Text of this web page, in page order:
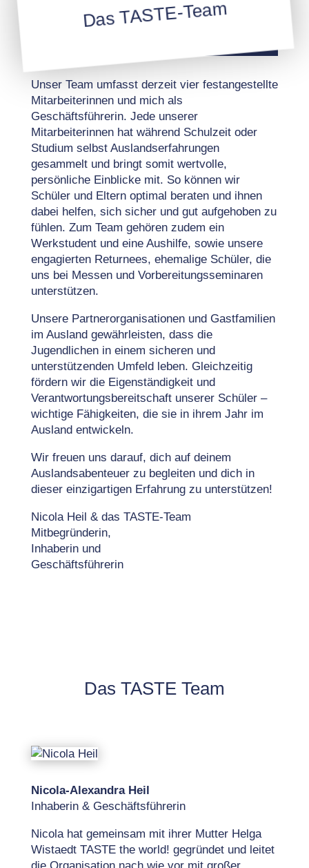
Das TASTE-Team
Unser Team umfasst derzeit vier festangestellte
Mitarbeiterinnen und mich als
Geschäftsführerin. Jede unserer
Mitarbeiterinnen hat während Schulzeit oder
Studium selbst Auslandserfahrungen
gesammelt und bringt somit wertvolle,
persönliche Einblicke mit. So können wir
Schüler und Eltern optimal beraten und ihnen
dabei helfen, sich sicher und gut aufgehoben zu
fühlen. Zum Team gehören zudem ein
Werkstudent und eine Aushilfe, sowie unsere
engagierten Returnees, ehemalige Schüler, die
uns bei Messen und Vorbereitungsseminaren
unterstützen.
Unsere Partnerorganisationen und Gastfamilien
im Ausland gewährleisten, dass die
Jugendlichen in einem sicheren und
unterstützenden Umfeld leben. Gleichzeitig
fördern wir die Eigenständigkeit und
Verantwortungsbereitschaft unserer Schüler –
wichtige Fähigkeiten, die sie in ihrem Jahr im
Ausland entwickeln.
Wir freuen uns darauf, dich auf deinem
Auslandsabenteuer zu begleiten und dich in
dieser einzigartigen Erfahrung zu unterstützen!
Nicola Heil & das TASTE-Team
Mitbegründerin,
Inhaberin und
Geschäftsführerin
Das TASTE Team
Nicola-Alexandra Heil
Inhaberin & Geschäftsführerin
Nicola hat gemeinsam mit ihrer Mutter Helga
Wistaedt TASTE the world! gegründet und leitet